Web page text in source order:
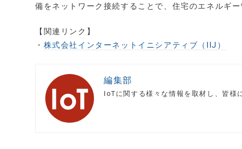
備をネットワーク接続することで、住宅のエネルギー
【関連リンク】
・ 株式会社インターネットイニシアティブ（IIJ）
編集部
IoTに関する様々な情報を取材し、皆様